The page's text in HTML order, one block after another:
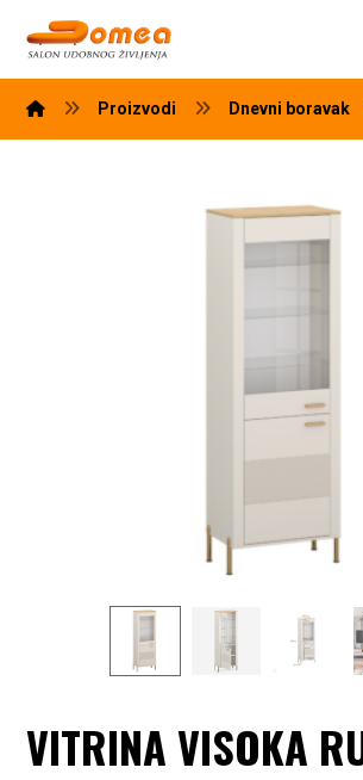
Proizvodi Dnevni boravak
VITRINA VISOKA